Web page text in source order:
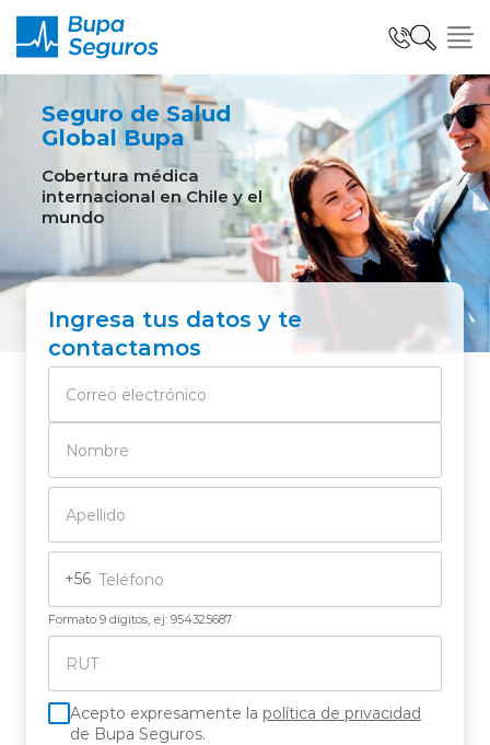
Seguros para Personas
Seguros para Empresas
Seguro Salud Global
Centro de Ayuda
modo claro
Ingresa tus datos y te
contactamos
+56
Formato 9 dígitos, ej: 954325687
Acepto expresamente la política de privacidad
de Bupa Seguros.
Seguro de Salud
Global Bupa
Cobertura médica
internacional en Chile y el
mundo